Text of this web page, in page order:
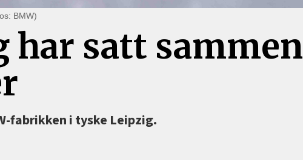
BMW)
har satt sammen
fabrikken i tyske Leipzig.